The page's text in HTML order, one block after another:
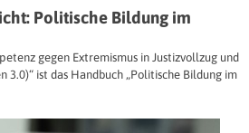
Politische Bildung im
gegen Extremismus in Justizvollzug und
3.0)“ ist das Handbuch „Politische Bildung im